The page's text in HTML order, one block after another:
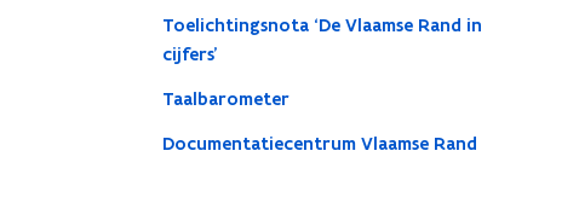
Toelichtingsnota ‘De Vlaamse Rand in
cijfers’
Taalbarometer
Documentatiecentrum Vlaamse Rand